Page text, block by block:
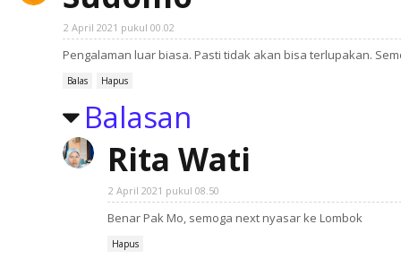
2 April 2021 pukul 00.02
Pengalaman luar biasa. Pasti tidak akan bisa terlupakan.
Balas Hapus
Balasan
Rita Wati
2 April 2021 pukul 08.50
Benar Pak Mo, semoga next nyasar ke Lombok
Hapus